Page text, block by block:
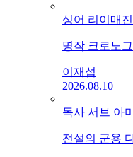
싱어 리이매
명작 크로노
이재섭
2026.08.10
독사 서브 아
전설의 군용